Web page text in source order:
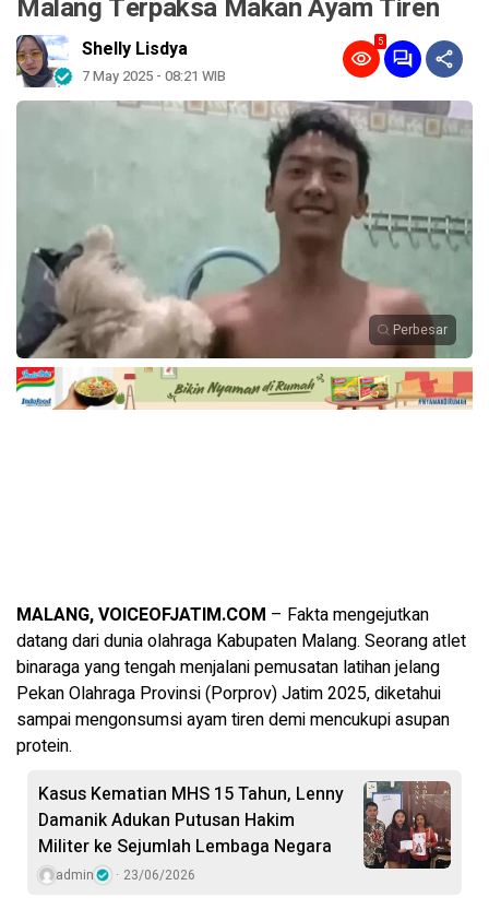
Malang Terpaksa Makan Ayam Tiren
Shelly Lisdya
7 May 2025 - 08:21 WIB
5
Perbesar
MALANG, VOICEOFJATIM.COM – Fakta mengejutkan
datang dari dunia olahraga Kabupaten Malang. Seorang atlet
binaraga yang tengah menjalani pemusatan latihan jelang
Pekan Olahraga Provinsi (Porprov) Jatim 2025, diketahui
sampai mengonsumsi ayam tiren demi mencukupi asupan
protein.
Kasus Kematian MHS 15 Tahun, Lenny
Damanik Adukan Putusan Hakim
Militer ke Sejumlah Lembaga Negara
admin 23/06/2026